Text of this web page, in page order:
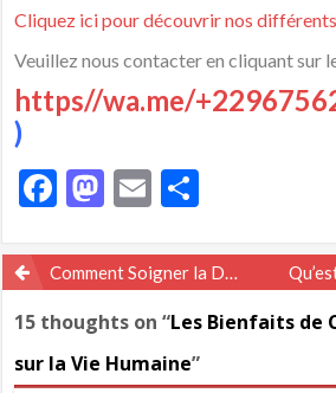
Cliquez ici pour découvrir nos
Veuillez nous contacter en cliquant sur
https//wa.me/
)
Facebook
Mastodon
Email
Navigation
de
l’article
Comment Soigner la Drépanocytose Naturellement avec les Plantes ? Qu’est-ce que
15 thoughts on “Les Bienfaits de
sur la Vie Humaine”